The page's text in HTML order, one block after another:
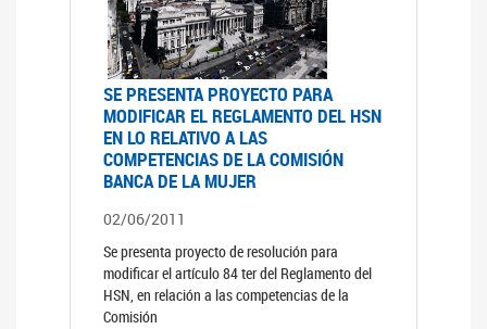
SE PRESENTA PROYECTO PARA
MODIFICAR EL REGLAMENTO DEL HSN
EN LO RELATIVO A LAS
COMPETENCIAS DE LA COMISIÓN
BANCA DE LA MUJER
02/06/2011
Se presenta proyecto de resolución para
modificar el artículo 84 ter del Reglamento del
HSN, en relación a las competencias de la
Comisión